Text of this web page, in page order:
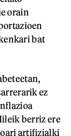
orain
bat
ez
berriz ere
artifizialki